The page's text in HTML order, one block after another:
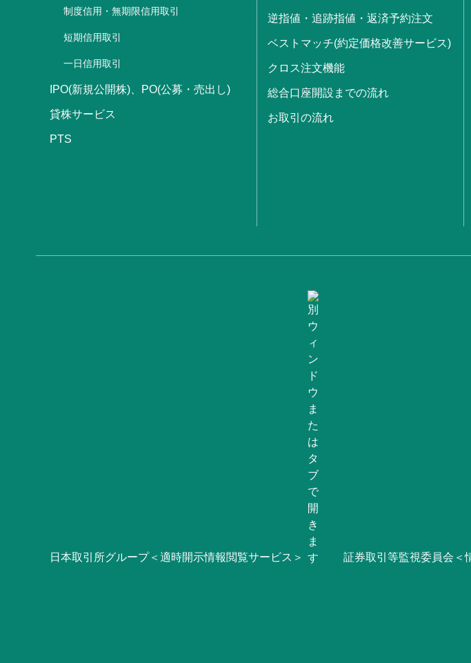
制度信用・無期限信用取引
短期信用取引
一日信用取引
IPO(新規公開株)、PO(公募・売出し)
貸株サービス
PTS
逆指値・追跡指値・返済予約注文
ベストマッチ(約定価格改善サービス)
クロス注文機能
総合口座開設までの流れ
お取引の流れ
日本取引所グループ＜適時開示情報閲覧サービス＞ 証券取引等監視委員会＜